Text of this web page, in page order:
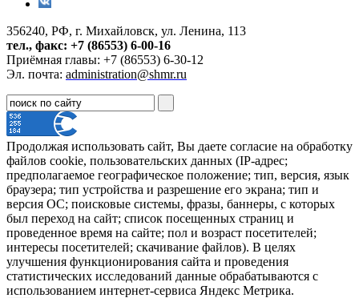
356240, РФ, г. Михайловск, ул. Ленина, 113
тел., факс: +7 (86553) 6-00-16
Приёмная главы: +7 (86553) 6-30-12
Эл. почта: administration@shmr.ru
Продолжая использовать сайт, Вы даете согласие на обработку
файлов cookie, пользовательских данных (IP-адрес;
предполагаемое географическое положение; тип, версия, язык
браузера; тип устройства и разрешение его экрана; тип и
версия ОС; поисковые системы, фразы, баннеры, с которых
был переход на сайт; список посещенных страниц и
проведенное время на сайте; пол и возраст посетителей;
интересы посетителей; скачивание файлов). В целях
улучшения функционирования сайта и проведения
статистических исследований данные обрабатываются с
использованием интернет-сервиса Яндекс Метрика.